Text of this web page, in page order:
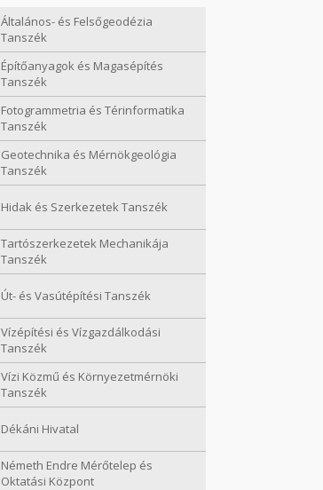
Általános- és Felsőgeodézia
Tanszék
Építőanyagok és Magasépítés
Tanszék
Fotogrammetria és Térinformatika
Tanszék
Geotechnika és Mérnökgeológia
Tanszék
Hidak és Szerkezetek Tanszék
Tartószerkezetek Mechanikája
Tanszék
Út- és Vasútépítési Tanszék
Vízépítési és Vízgazdálkodási
Tanszék
Vízi Közmű és Környezetmérnöki
Tanszék
Dékáni Hivatal
Németh Endre Mérőtelep és
Oktatási Központ